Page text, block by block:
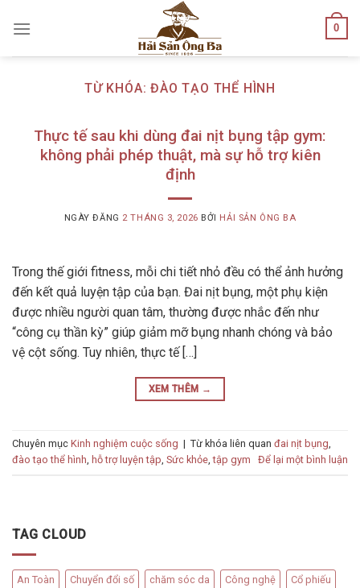
0
TỪ KHÓA:ĐÀO TẠO THỂ HÌNH
Thực tế sau khi dùng đai nịt bụng tập gym:
không phải phép thuật, mà sự hỗ trợ kiên
định
NGÀY ĐĂNG 2 THÁNG 3, 2026 BỞI HẢI SẢN ÔNG BA
Trong thế giới fitness, mỗi chi tiết nhỏ đều có thể ảnh hưởng
đến kết quả luyện tập của bạn. Đai nịt bụng, một phụ kiện
được nhiều người quan tâm, thường được nhắc đến như
“công cụ thần kỳ” giúp giảm mỡ bụng nhanh chóng và bảo
vệ cột sống. Tuy nhiên, thực tế […]
XEM THÊM →
Chuyên mục Kinh nghiệm cuộc sống | Từ khóa liên quan đai nịt bụng,
đào tạo thể hình, hỗ trợ luyện tập, Sức khỏe,tập gym Để lại một bình luận
TAG CLOUD
An Toàn Chuyển đổi số chăm sóc da Công nghệ Cổ phiếu